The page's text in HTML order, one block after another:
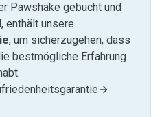
Pawshake gebucht und
enthält unsere
, um sicherzugehen, dass
bestmögliche Erfahrung